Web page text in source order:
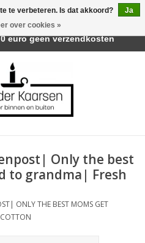
Only the best
to grandma| Fresh
ONLY THE BEST MOMS GET
te verbeteren. Is dat akkoord?
Ja
over cookies »
& Cadeau | Belvederelaan
euro geen verzendkosten